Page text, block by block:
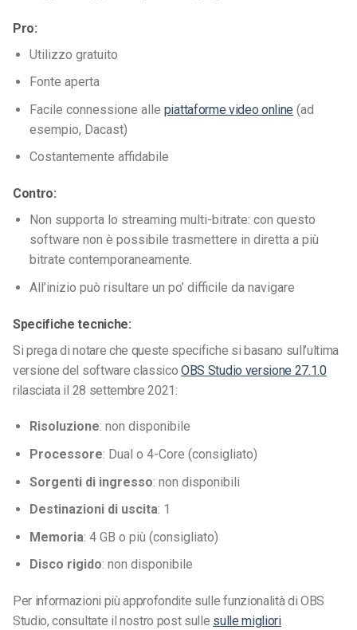
Pro:
Utilizzo gratuito
Fonte aperta
Facile connessione alle piattaforme video online (ad
esempio, Dacast)
Costantemente affidabile
Contro:
Non supporta lo streaming multi-bitrate: con questo
software non è possibile trasmettere in diretta a più
bitrate contemporaneamente.
All’inizio può risultare un po’ difficile da navigare
Specifiche tecniche:
Si prega di notare che queste specifiche si basano sull’ultima
versione del software classicoOBS Studio versione 27.1.0
rilasciata il 28 settembre 2021:
Risoluzione: non disponibile
Processore: Dual o 4-Core (consigliato)
Sorgenti di ingresso: non disponibili
Destinazioni di uscita: 1
Memoria: 4 GB o più (consigliato)
Disco rigido: non disponibile
Per informazioni più approfondite sulle funzionalità di OBS
Studio, consultate il nostro post sulle sulle migliori